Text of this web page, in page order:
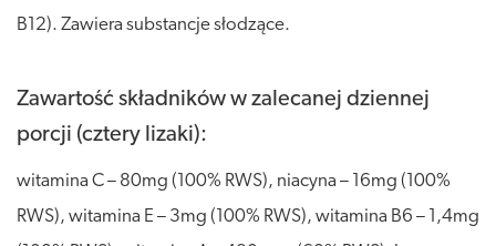
B12). Zawiera substancje słodzące.
Zawartość składników w zalecanej dziennej
porcji (cztery lizaki):
witamina C – 80mg (100% RWS), niacyna – 16mg (100%
RWS), witamina E – 3mg (100% RWS), witamina B6 – 1,4mg